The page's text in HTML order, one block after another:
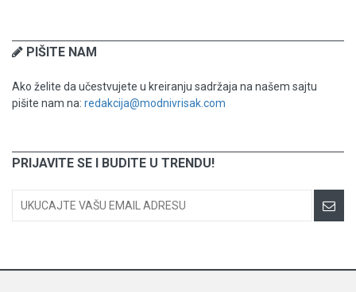
PIŠITE NAM
Ako želite da učestvujete u kreiranju sadržaja na našem sajtu
pišite nam na: redakcija@modnivrisak.com
PRIJAVITE SE I BUDITE U TRENDU!